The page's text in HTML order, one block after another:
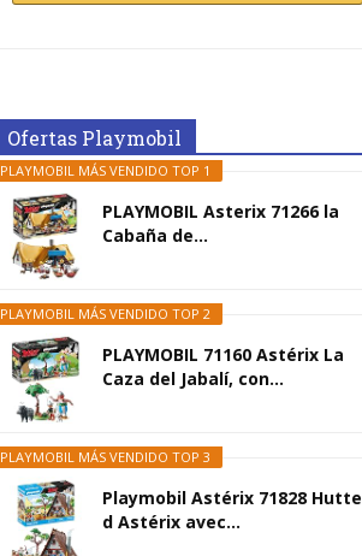
Ofertas Playmobil
PLAYMOBIL MÁS VENDIDO TOP 1
PLAYMOBIL Asterix 71266 la
Cabaña de...
PLAYMOBIL MÁS VENDIDO TOP 2
PLAYMOBIL 71160 Astérix La
Caza del Jabalí, con...
PLAYMOBIL MÁS VENDIDO TOP 3
Playmobil Astérix 71828 Hutte
d Astérix avec...